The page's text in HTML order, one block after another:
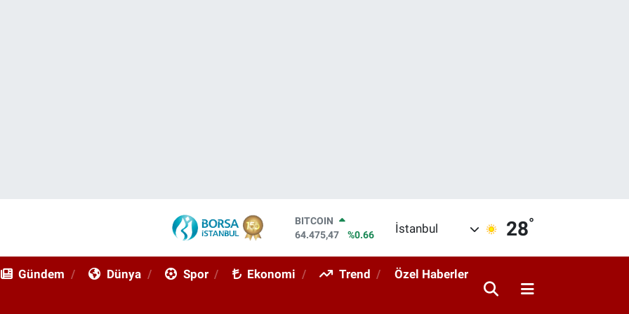
DOLAR
47,5986
%0.06
STERLİN
İstanbul 28°
Gündem Dünya Spor Ekonomi Trend Özel Haberler